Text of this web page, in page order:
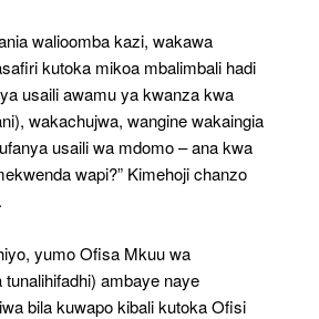
walioomba kazi, wakawa
kutoka mikoa mbalimbali hadi
usaili awamu ya kwanza kwa
wakachujwa, wangine wakaingia
usaili wa mdomo – ana kwa
wapi?” Kimehoji chanzo
yumo Ofisa Mkuu wa
tunalihifadhi) ambaye naye
bila kuwapo kibali kutoka Ofisi